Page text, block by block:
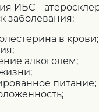
ИБС –
заболевания:
в крови;
алкоголем;
питание;